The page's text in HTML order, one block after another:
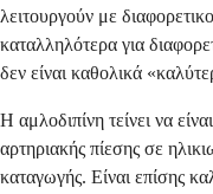
λειτουργούν με
καταλληλότερα για
δεν είναι καθολικά
Η αμλοδιπίνη τείνει να
αρτηριακής πίεσης σε
καταγωγής. Είναι επίσης